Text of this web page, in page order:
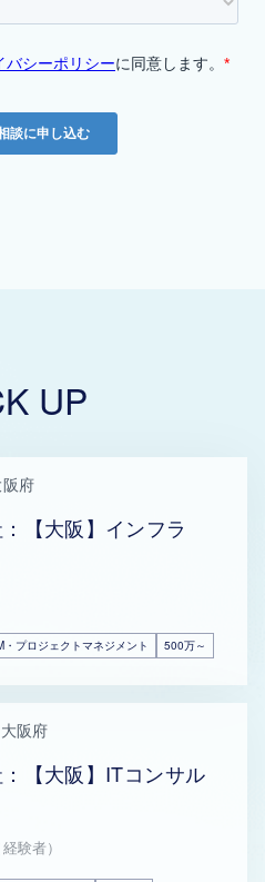
UP
府
【大阪】インフラ
・プロジェクトマネジメント 500万～
大阪府
【大阪】ITコンサル
験者）